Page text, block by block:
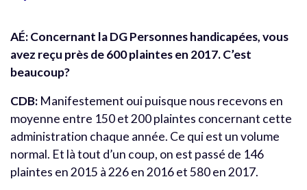
AÉ: Concernant la DG Personnes handicapées, vous
avez reçu près de 600 plaintes en 2017. C’est
beaucoup?
CDB: Manifestement oui puisque nous recevons en
moyenne entre 150 et 200 plaintes concernant cette
administration chaque année. Ce qui est un volume
normal. Et là tout d’un coup, on est passé de 146
plaintes en 2015 à 226 en 2016 et 580 en 2017.